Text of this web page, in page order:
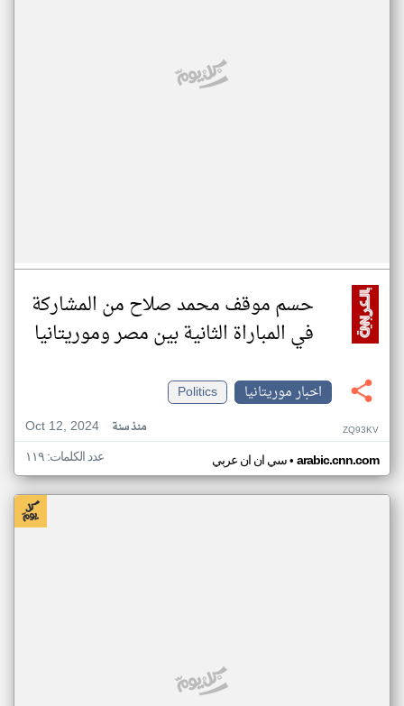
حسم موقف محمد صلاح من المشاركة
في المباراة الثانية بين مصر وموريتانيا
اخبار موريتانيا
Politics
Oct 12, 2024
منذ سنة ZQ93KV
سي ان ان عربي• arabic.cnn.com عدد الكلمات: ١١٩